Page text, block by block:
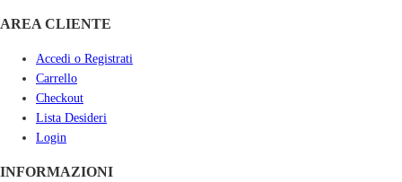
AREA CLIENTE
Accedi o Registrati
Carrello
Checkout
Lista Desideri
Login
INFORMAZIONI